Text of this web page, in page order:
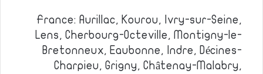
France: Aurillac, Kourou, Ivry-sur-Seine,
Lens, Cherbourg-Octeville, Montigny-le-
Bretonneux, Eaubonne, Indre, Décines-
Charpieu, Grigny, Châtenay-Malabry,